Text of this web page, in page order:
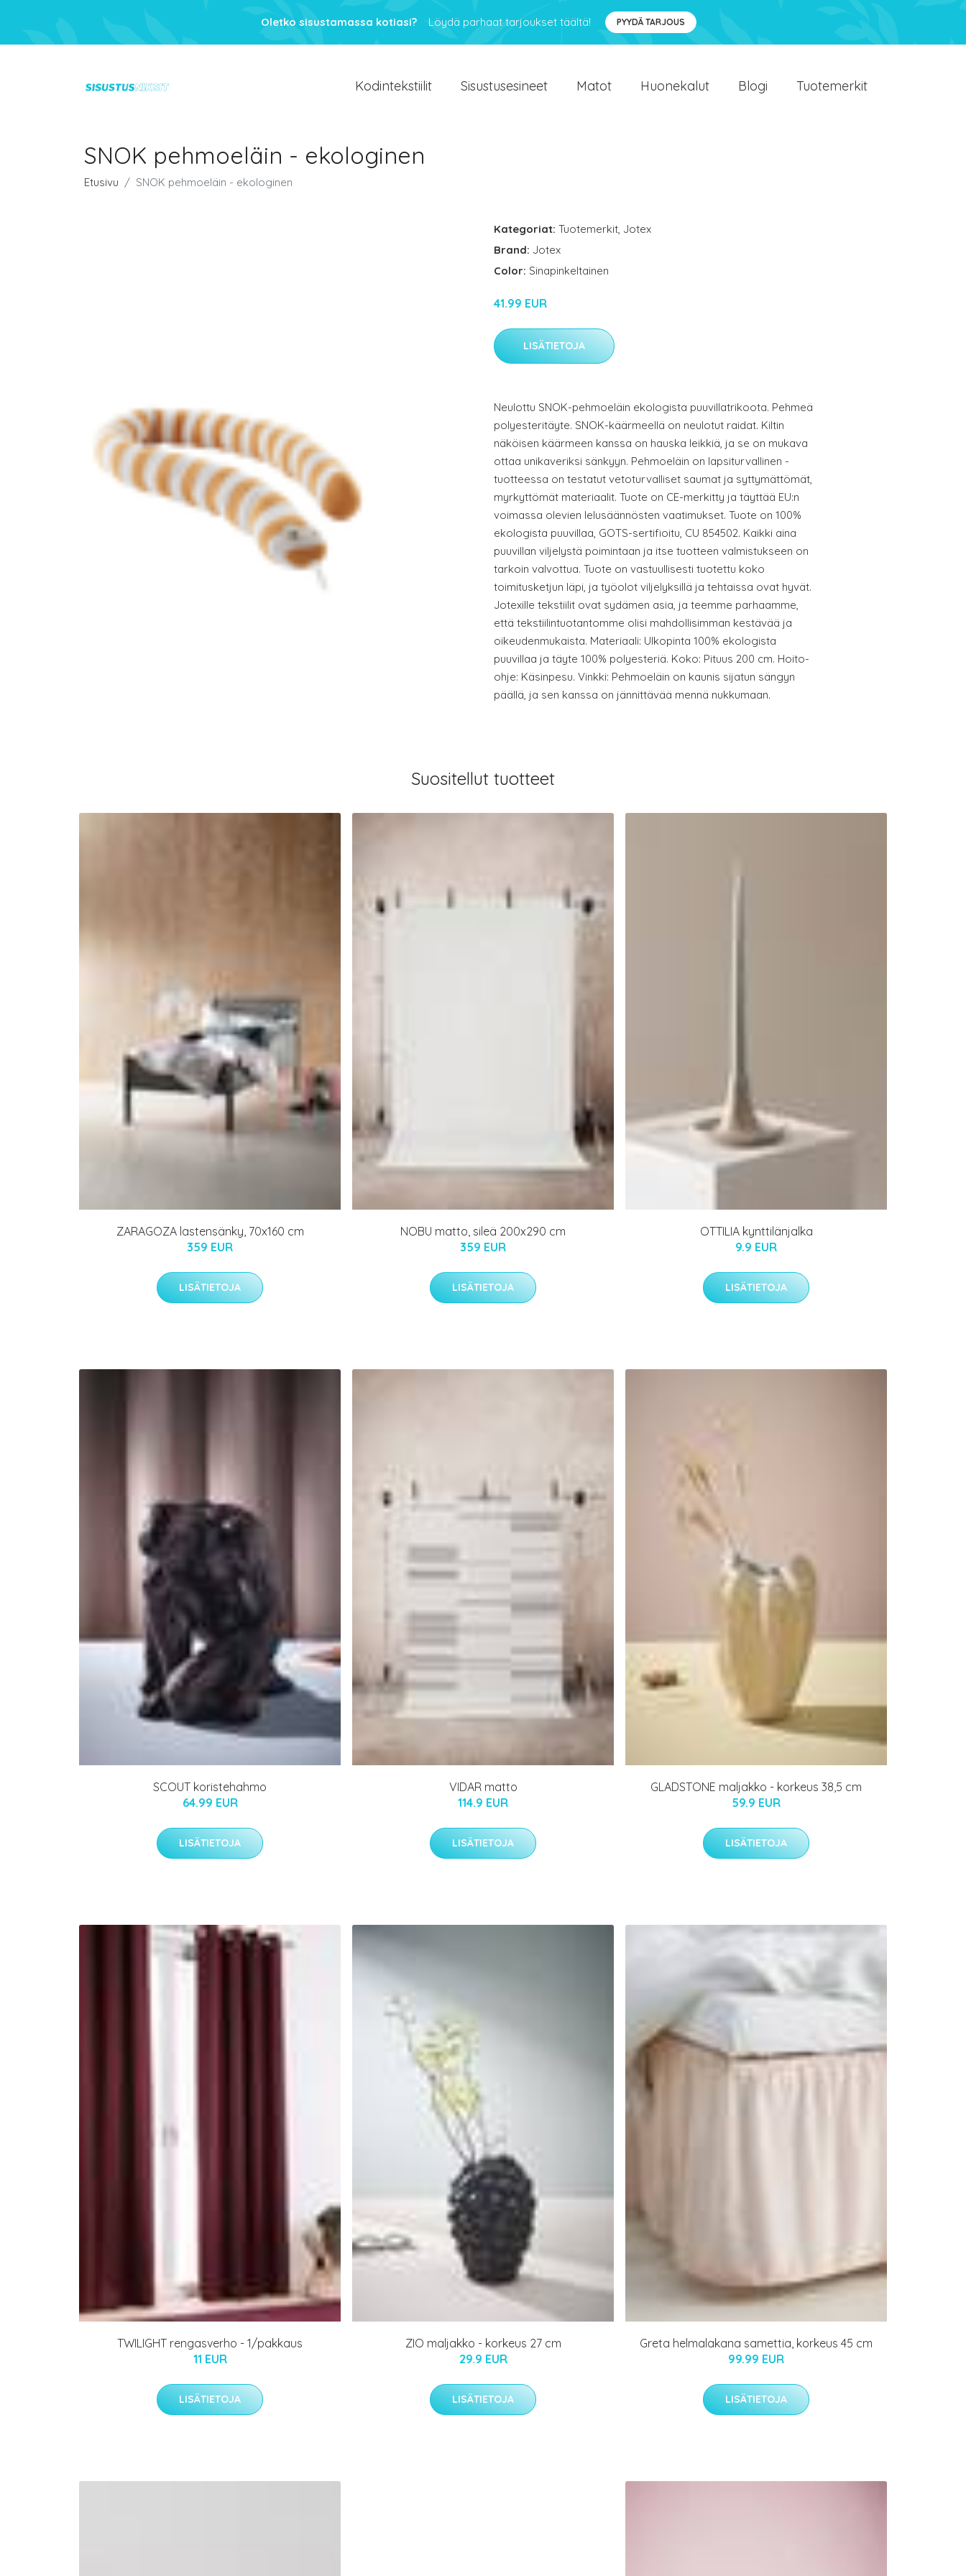
Oletko sisustamassa kotiasi? Löydä parhaat tarjoukset täältä! PYYDÄ TARJOUS
Kodintekstiilit Sisustusesineet Matot Huonekalut Blogi Tuotemerkit
SNOK pehmoeläin - ekologinen
Etusivu SNOK pehmoeläin - ekologinen
Kategoriat: Tuotemerkit, Jotex
Brand: Jotex
Color: Sinapinkeltainen
41.99 EUR
LISÄTIETOJA
Neulottu SNOK-pehmoeläin ekologista puuvillatrikoota. Pehmeä
polyesteritäyte. SNOK-käärmeellä on neulotut raidat. Kiltin
näköisen käärmeen kanssa on hauska leikkiä, ja se on mukava
ottaa unikaveriksi sänkyyn. Pehmoeläin on lapsiturvallinen -
tuotteessa on testatut vetoturvalliset saumat ja syttymättömät,
myrkyttömät materiaalit. Tuote on CE-merkitty ja täyttää EU:n
voimassa olevien lelusäännösten vaatimukset. Tuote on 100%
ekologista puuvillaa, GOTS-sertifioitu, CU 854502. Kaikki aina
puuvillan viljelystä poimintaan ja itse tuotteen valmistukseen on
tarkoin valvottua. Tuote on vastuullisesti tuotettu koko
toimitusketjun läpi, ja työolot viljelyksillä ja tehtaissa ovat hyvät.
Jotexille tekstiilit ovat sydämen asia, ja teemme parhaamme,
että tekstiilintuotantomme olisi mahdollisimman kestävää ja
oikeudenmukaista. Materiaali: Ulkopinta 100% ekologista
puuvillaa ja täyte 100% polyesteriä. Koko: Pituus 200 cm. Hoito-
ohje: Käsinpesu. Vinkki: Pehmoeläin on kaunis sijatun sängyn
päällä, ja sen kanssa on jännittävää mennä nukkumaan.
Suositellut tuotteet
ZARAGOZA lastensänky, 70x160 cm
359 EUR
LISÄTIETOJA
NOBU matto, sileä 200x290 cm
359 EUR
LISÄTIETOJA
OTTILIA kynttilänjalka
9.9 EUR
LISÄTIETOJA
SCOUT koristehahmo
64.99 EUR
LISÄTIETOJA
VIDAR matto
114.9 EUR
LISÄTIETOJA
GLADSTONE maljakko - korkeus 38,5 cm
59.9 EUR
LISÄTIETOJA
TWILIGHT rengasverho - 1/pakkaus
11 EUR
LISÄTIETOJA
ZIO maljakko - korkeus 27 cm
29.9 EUR
LISÄTIETOJA
Greta helmalakana samettia, korkeus 45 cm
99.99 EUR
LISÄTIETOJA